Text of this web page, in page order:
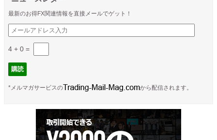
最新のお得FX関連情報を直接メールでゲット！
4 + 0 =
*メルマガサービスの から配信されます。